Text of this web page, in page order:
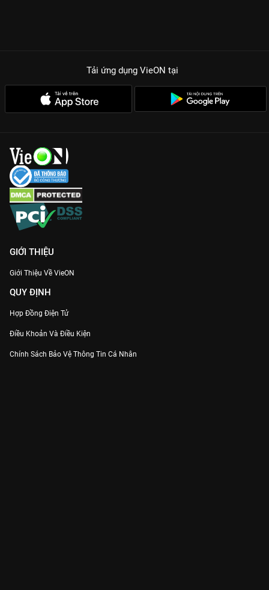
Tải ứng dụng VieON tại
GIỚI THIỆU
Giới Thiệu Về VieON
QUY ĐỊNH
Hợp Đồng Điện Tử
Điều Khoản Và Điều Kiện
Chính Sách Bảo Vệ Thông Tin Cá Nhân